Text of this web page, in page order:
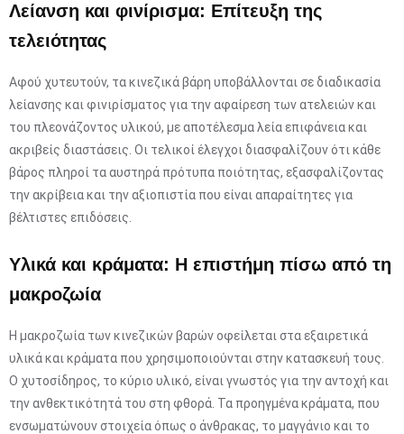
Λείανση και φινίρισμα: Επίτευξη της
τελειότητας
Αφού χυτευτούν, τα κινεζικά βάρη υποβάλλονται σε διαδικασία
λείανσης και φινιρίσματος για την αφαίρεση των ατελειών και
του πλεονάζοντος υλικού, με αποτέλεσμα λεία επιφάνεια και
ακριβείς διαστάσεις. Οι τελικοί έλεγχοι διασφαλίζουν ότι κάθε
βάρος πληροί τα αυστηρά πρότυπα ποιότητας, εξασφαλίζοντας
την ακρίβεια και την αξιοπιστία που είναι απαραίτητες για
βέλτιστες επιδόσεις.
Υλικά και κράματα: Η επιστήμη πίσω από τη
μακροζωία
Η μακροζωία των κινεζικών βαρών οφείλεται στα εξαιρετικά
υλικά και κράματα που χρησιμοποιούνται στην κατασκευή τους.
Ο χυτοσίδηρος, το κύριο υλικό, είναι γνωστός για την αντοχή και
την ανθεκτικότητά του στη φθορά. Τα προηγμένα κράματα, που
ενσωματώνουν στοιχεία όπως ο άνθρακας, το μαγγάνιο και το